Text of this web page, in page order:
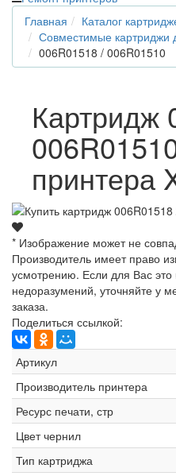
Главная
Каталог
Совместимые картриджи
006R01518 / 006R01510
Картридж
принтера
* Изображение может не
Производитель имеет право
усмотрению. Если для Вас
недоразумений, уточняйте у
заказа.
Поделиться ссылкой:
Артикул
Производитель принтера
Ресурс печати, стр
Цвет чернил
Тип картриджа